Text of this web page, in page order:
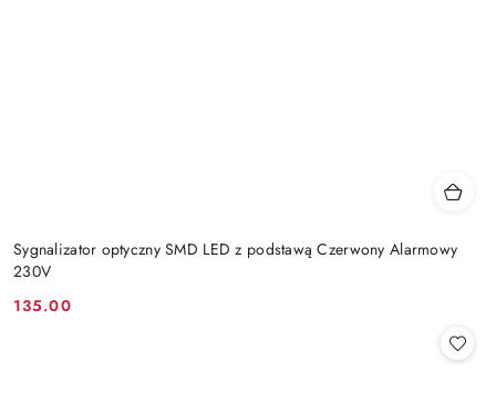
Sygnalizator optyczny SMD LED z podstawą Czerwony Alarmowy
230V
Cena:
135.00